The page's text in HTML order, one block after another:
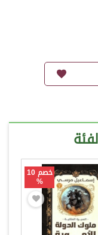
خصم 10
%